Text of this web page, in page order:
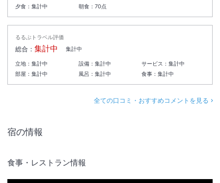
夕食： 集計中 朝食： 70点
るるぶトラベル評価
総合： 集計中 集計中
立地： 集計中 設備： 集計中 サービス：集計中
部屋： 集計中 風呂： 集計中 食事：集計中
全ての口コミ・おすすめコメントを見る
宿の情報
食事・レストラン情報